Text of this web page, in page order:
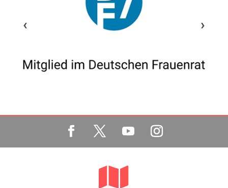
‹ ›
